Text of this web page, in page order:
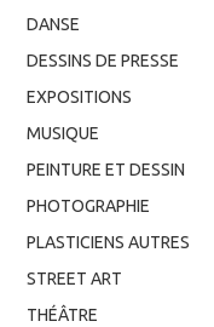
DANSE
DESSINS DE PRESSE
EXPOSITIONS
MUSIQUE
PEINTURE ET DESSIN
PHOTOGRAPHIE
PLASTICIENS AUTRES
STREET ART
THÉÂTRE